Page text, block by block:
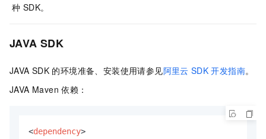
种 SDK。
JAVA SDK
JAVA SDK 的环境准备、安装使用请参见阿里云 SDK 开发指南。
JAVA Maven 依赖：
<dependency>